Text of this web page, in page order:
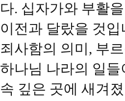
다. 십자가와 부활
이전과 달랐을 것
죄사함의 의미, 부
하나님 나라의 일
속 깊은 곳에 새겨